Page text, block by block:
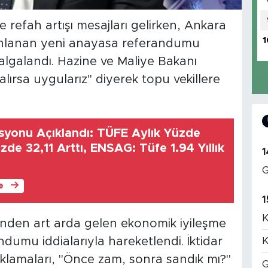
artışı mesajları gelirken, Ankara
yeni anayasa referandumu
Hazine ve Maliye Bakanı
uygularız" diyerek topu vekillere
Açıklandı: TÜFE Aylık Yüzde
32,11 Arttı, ENSAG: Tüfe 1.94 Yıllık
art arda gelen ekonomik iyileşme
iddialarıyla hareketlendi. İktidar
"Önce zam, sonra sandık mı?"